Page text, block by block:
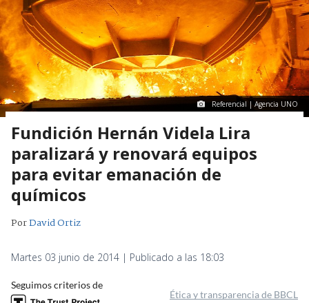
Referencial | Agencia UNO
Fundición Hernán Videla Lira
paralizará y renovará equipos
para evitar emanación de
químicos
PorDavid Ortiz
Martes 03 junio de 2014 | Publicado a las 18:03
Seguimos criterios de
Ética y transparencia de BBCL